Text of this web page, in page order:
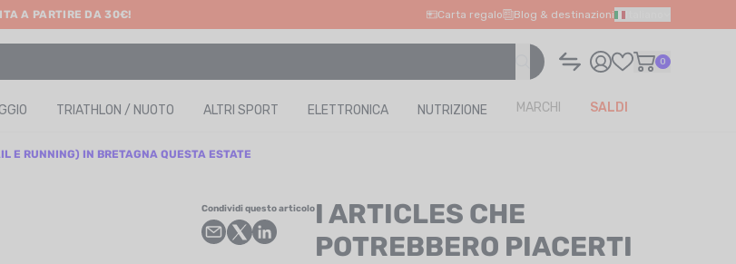
A PARTIRE DA 30€! Carta regalo Blog & destinazioni Italiano
0
TRIATHLON / NUOTO ALTRI SPORT ELETTRONICA NUTRIZIONE MARCHI SALDI
E RUNNING) IN BRETAGNA QUESTA ESTATE
Condividi questo articoloI ARTICLES CHE
POTREBBERO PIACERTI